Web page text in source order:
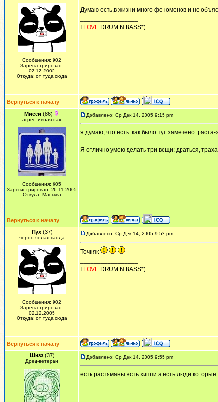
Сообщения: 902
Зарегистрирован:
02.12.2005
Откуда: от туда сюда
Думаю есть,в жизни много феноменов и не
LOVE DRUM N BASS*)
Вернуться к началу
Миёси (86)
агрессивная нах
Сообщения: 605
Зарегистрирован: 26.11.2005
Откуда: Маськва
Добавлено: Ср Дек 14, 2005 9:15 pm
я думаю, что есть..как было тут замечено:
Я отлично умею делать три вещи: драться,
Вернуться к началу
Пух(37)
чёрно-белая панда
Сообщения: 902
Зарегистрирован:
02.12.2005
Откуда: от туда сюда
Добавлено: Ср Дек 14, 2005 9:52 pm
Точняк
LOVE DRUM N BASS*)
Вернуться к началу
Шизз(37)
Дред-ветеран
Добавлено: Ср Дек 14, 2005 9:55 pm
есть растаманы есть хиппи а есть люди которые